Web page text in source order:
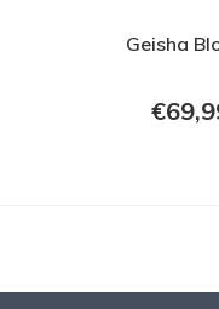
Geisha